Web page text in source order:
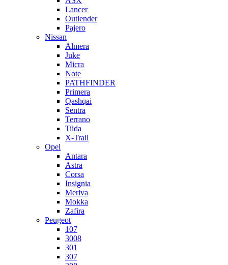
Lancer
Outlender
Pajero
Nissan
Almera
Juke
Micra
Note
PATHFINDER
Primera
Qashqai
Sentra
Terrano
Tiida
X-Trail
Opel
Antara
Astra
Corsa
Insignia
Meriva
Mokka
Zafira
Peugeot
107
3008
301
307